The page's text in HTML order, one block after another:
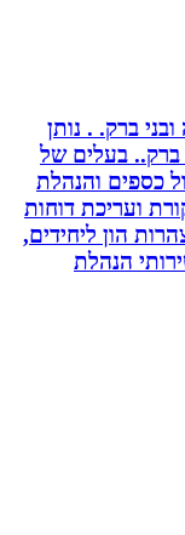
. נותן
בעלים של
והנהלת
דוחות
ליחידים,
הנהלת